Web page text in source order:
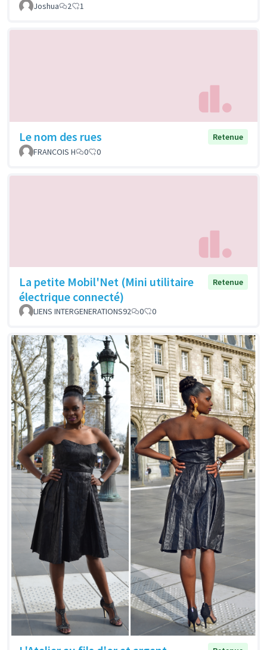
Joshua 2 1
Le nom des rues
Retenue
FRANCOIS H
0 0
La petite Mobil'Net (Mini utilitaire
électrique connecté)
Retenue
LIENS INTERGENERATIONS92 0 0